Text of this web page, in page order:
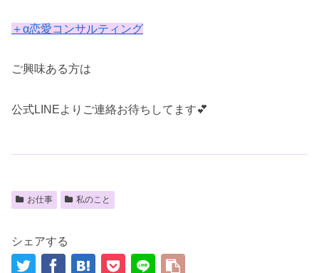
＋α恋愛コンサルティング
ご興味ある方は
公式LINEよりご連絡お待ちしてます💕
お仕事 私のこと
シェアする